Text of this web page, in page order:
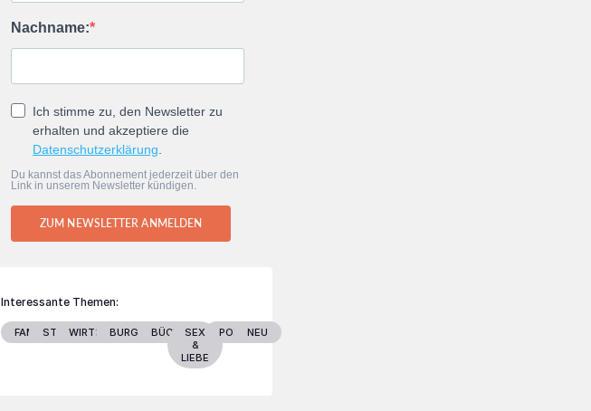
Nachname:
Ich stimme zu, den Newsletter zu
erhalten und akzeptiere die
Datenschutzerklärung
Du kannst das Abonnement jederzeit über den
Link in unserem Newsletter kündigen.
ZUM NEWSLETTER ANMELDEN
Interessante Themen:
FAMILIESTARSWIRTSCHAFTBURGENLANDBÜCHERSEX
&
LIEBE
POLITIKNEU